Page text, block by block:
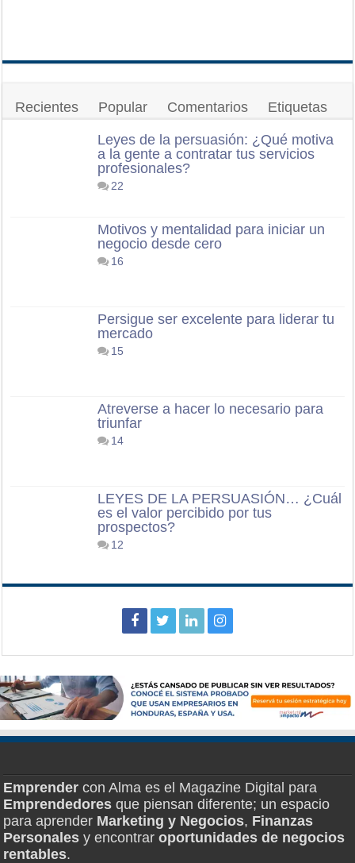
Recientes Popular Comentarios Etiquetas
Leyes de la persuasión: ¿Qué motiva
a la gente a contratar tus servicios
profesionales?
22
Motivos y mentalidad para iniciar un
negocio desde cero
16
Persigue ser excelente para liderar tu
mercado
15
Atreverse a hacer lo necesario para
triunfar
14
LEYES DE LA PERSUASIÓN… ¿Cuál
es el valor percibido por tus
prospectos?
12
Emprender con Alma es el Magazine Digital para
Emprendedores que piensan diferente; un espacio
para aprender Marketing y Negocios, Finanzas
Personales y encontraroportunidades de negocios
rentables.